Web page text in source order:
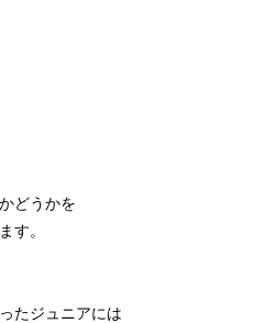
どうかを
す。
たジュニアには